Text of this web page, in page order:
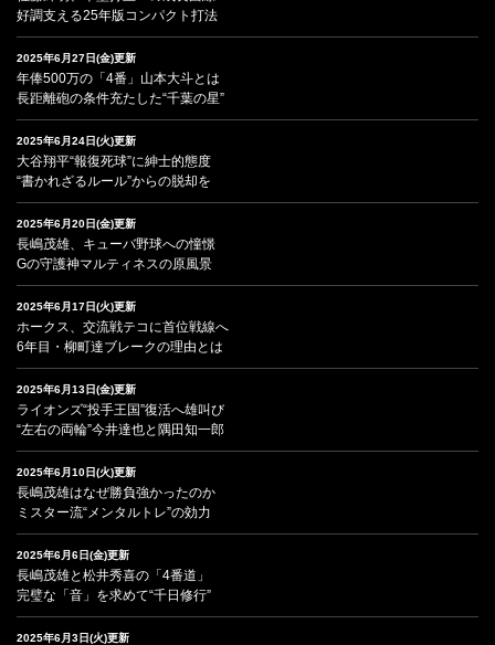
好調支える25年版コンパクト打法
2025年6月27日(金)更新
年俸500万の「4番」山本大斗とは
長距離砲の条件充たした“千葉の星”
2025年6月24日(火)更新
大谷翔平“報復死球”に紳士的態度
“書かれざるルール”からの脱却を
2025年6月20日(金)更新
長嶋茂雄、キューバ野球への憧憬
Gの守護神マルティネスの原風景
2025年6月17日(火)更新
ホークス、交流戦テコに首位戦線へ
6年目・柳町達ブレークの理由とは
2025年6月13日(金)更新
ライオンズ“投手王国”復活へ雄叫び
“左右の両輪”今井達也と隅田知一郎
2025年6月10日(火)更新
長嶋茂雄はなぜ勝負強かったのか
ミスター流“メンタルトレ”の効力
2025年6月6日(金)更新
長嶋茂雄と松井秀喜の「4番道」
完璧な「音」を求めて“千日修行”
2025年6月3日(火)更新